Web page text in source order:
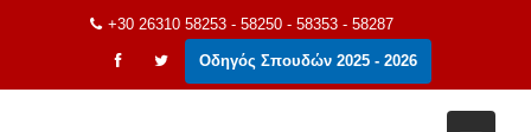
+30 26310 58253 - 58250 - 58353 - 58287
Οδηγός Σπουδών 2025 - 2026